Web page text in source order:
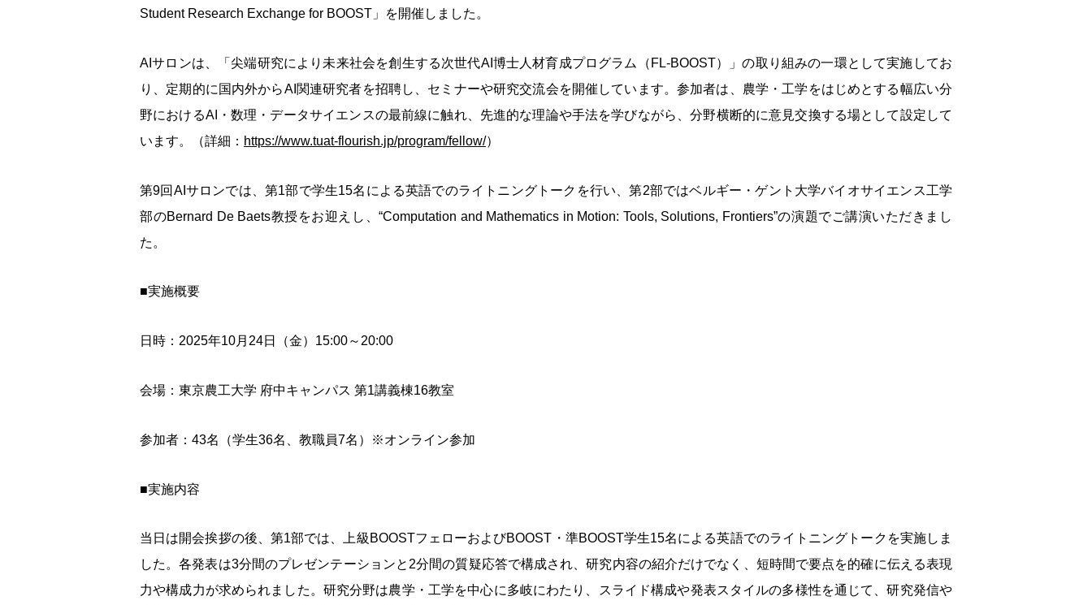
Student Research Exchange for BOOST 」を開催しました。
AI サロンは、「尖端研究により未来社会を創生する次世代AI 博士人材育成プログラム（ FL-BOOST）」の取り組みの一環として実施してお
り、定期的に国内外からAI 関連研究者を招聘し、セミナーや研究交流会を開催しています。参加者は、農学・工学をはじめとする幅広い分
野におけるAI
・数理・データサイエンスの最前線に触れ、先進的な理論や手法を学びながら、分野横断的に意見交換する場として設定して
います。（詳細： https://www.tuat-flourish.jp/program/fellow/）
第9回 AI サロンでは、第1部で学生15名による英語でのライトニングトークを行い、第2部ではベルギー・ゲント大学バイオサイエンス工学
部のBernard De Baets教授をお迎えし、“Computation and Mathematics in Motion: Tools, Solutions, Frontiers”の演題でご講演いただきまし
た。
■実施概要
日時： 2025年10月 24日（金） 15:00～ 20:00
会場：東京農工大学 府中キャンパス 第1講義棟16教室
参加者：43名（学生36名、教職員7名）※オンライン参加
■実施内容
当日は開会挨拶の後、第1部では、上級 BOOSTフェローおよびBOOST ・準BOOST学生15名による英語でのライトニングトークを実施しま
した。各発表は3分間のプレゼンテーションと 2分間の質疑応答で構成され、研究内容の紹介だけでなく、短時間で要点を的確に伝える表現
力や構成力が求められました。研究分野は農学・工学を中心に多岐にわたり、スライド構成や発表スタイルの多様性を通じて、研究発信や